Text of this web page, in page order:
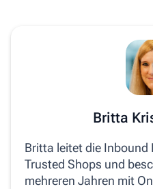
Britta
Britta leitet die Inbound
Trusted Shops und
mehreren Jahren mit